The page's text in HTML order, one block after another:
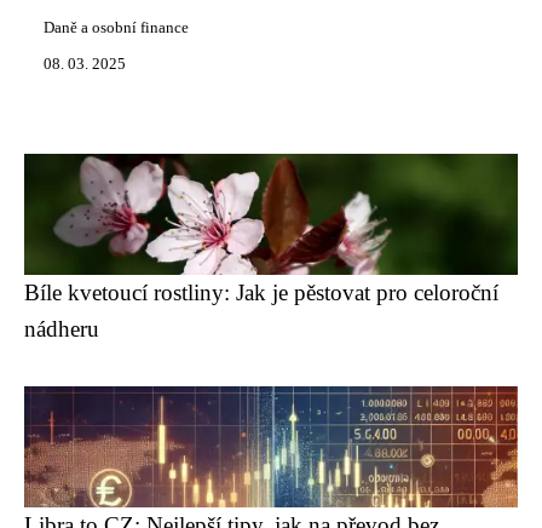
Daně a osobní finance
08. 03. 2025
Bíle kvetoucí rostliny: Jak je pěstovat pro celoroční
nádheru